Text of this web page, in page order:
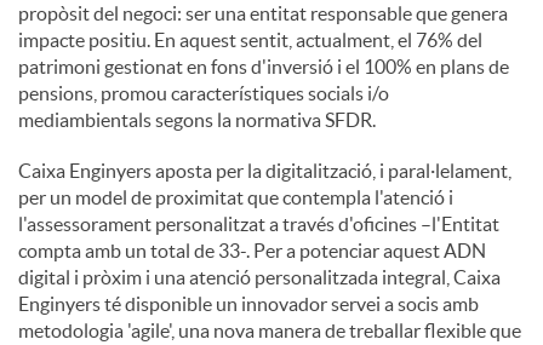
propòsit del negoci: ser una entitat responsable que genera
impacte positiu. En aquest sentit, actualment, el 76% del
patrimoni gestionat en fons d'inversió i el 100% en plans de
pensions, promou característiques socials i/o
mediambientals segons la normativa SFDR.
Caixa Enginyers aposta per la digitalització, i paral·lelament,
per un model de proximitat que contempla l'atenció i
l'assessorament personalitzat a través d'oficines –l'Entitat
compta amb un total de 33-. Per a potenciar aquest ADN
digital i pròxim i una atenció personalitzada integral, Caixa
Enginyers té disponible un innovador servei a socis amb
metodologia 'agile', una nova manera de treballar flexible que